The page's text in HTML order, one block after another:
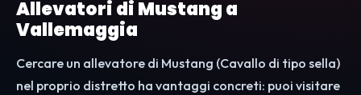
Allevatori di Mustang a
Vallemaggia
Cercare un allevatore di Mustang (Cavallo di tipo sella)
nel proprio distretto ha vantaggi concreti: puoi visitare